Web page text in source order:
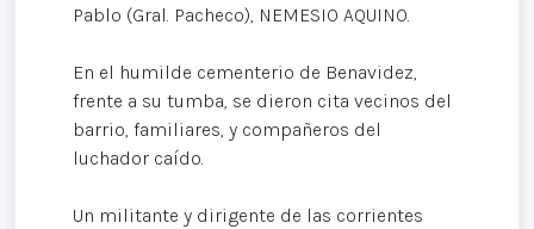
Pablo (Gral. Pacheco), NEMESIO AQUINO.
En el humilde cementerio de Benavidez,
frente a su tumba, se dieron cita vecinos del
barrio, familiares, y compañeros del
luchador caído.
Un militante y dirigente de las corrientes